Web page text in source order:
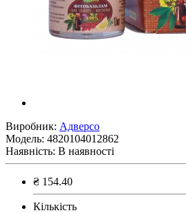
Виробник: Адверсо
Модель: 4820104012862
Наявність: В наявності
₴ 154.40
Кількість